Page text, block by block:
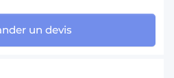
un devis